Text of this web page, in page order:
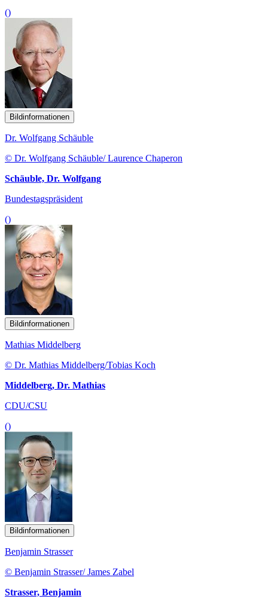
()
Bildinformationen
Dr. Wolfgang Schäuble
© Dr. Wolfgang Schäuble/ Laurence Chaperon
Schäuble, Dr. Wolfgang
Bundestagspräsident
()
Bildinformationen
Mathias Middelberg
© Dr. Mathias Middelberg/Tobias Koch
Middelberg, Dr. Mathias
CDU/CSU
()
Bildinformationen
Benjamin Strasser
© Benjamin Strasser/ James Zabel
Strasser, Benjamin